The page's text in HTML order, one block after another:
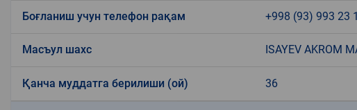
Боғланиш учун телефон рақам +998 (93) 993 23
Масъул шахс ISAYEV AKROM
Қанча муддатга берилиши (ой) 36